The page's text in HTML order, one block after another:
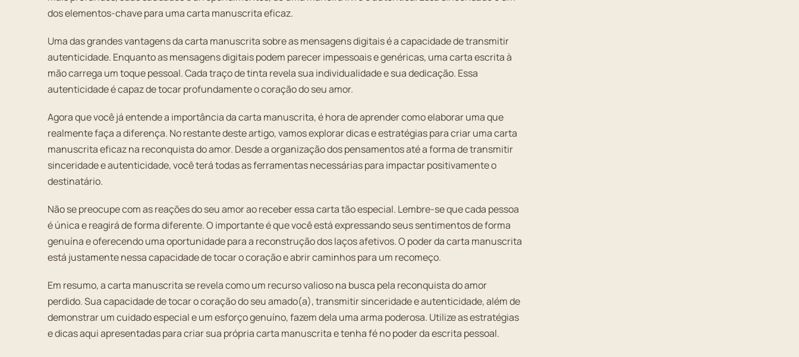
dos elementos-chave para uma carta manuscrita eficaz.
Uma das grandes vantagens da carta manuscrita sobre as mensagens digitais é a capacidade de transmitir
autenticidade. Enquanto as mensagens digitais podem parecer impessoais e genéricas, uma carta escrita à
mão carrega um toque pessoal. Cada traço de tinta revela sua individualidade e sua dedicação. Essa
autenticidade é capaz de tocar profundamente o coração do seu amor.
Agora que você já entende a importância da carta manuscrita, é hora de aprender como elaborar uma que
realmente faça a diferença. No restante deste artigo, vamos explorar dicas e estratégias para criar uma carta
manuscrita eficaz na reconquista do amor. Desde a organização dos pensamentos até a forma de transmitir
sinceridade e autenticidade, você terá todas as ferramentas necessárias para impactar positivamente o
destinatário.
Não se preocupe com as reações do seu amor ao receber essa carta tão especial. Lembre-se que cada pessoa
é única e reagirá de forma diferente. O importante é que você está expressando seus sentimentos de forma
genuína e oferecendo uma oportunidade para a reconstrução dos laços afetivos. O poder da carta manuscrita
está justamente nessa capacidade de tocar o coração e abrir caminhos para um recomeço.
Em resumo, a carta manuscrita se revela como um recurso valioso na busca pela reconquista do amor
perdido. Sua capacidade de tocar o coração do seu amado(a), transmitir sinceridade e autenticidade, além de
demonstrar um cuidado especial e um esforço genuíno, fazem dela uma arma poderosa. Utilize as estratégias
e dicas aqui apresentadas para criar sua própria carta manuscrita e tenha fé no poder da escrita pessoal.